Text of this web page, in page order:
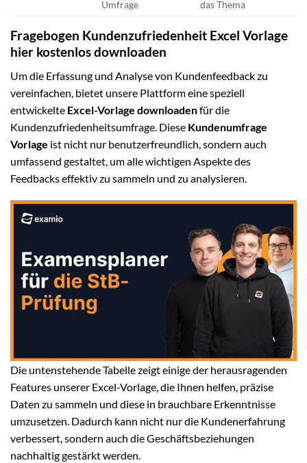
Umfrage das Thema
Fragebogen Kundenzufriedenheit Excel Vorlage
hier kostenlos downloaden
Um die Erfassung und Analyse von Kundenfeedback zu
vereinfachen, bietet unsere Plattform eine speziell
entwickelte Excel-Vorlage downloadenfür die
Kundenzufriedenheitsumfrage. Diese Kundenumfrage
Vorlage ist nicht nur benutzerfreundlich, sondern auch
umfassend gestaltet, um alle wichtigen Aspekte des
Feedbacks effektiv zu sammeln und zu analysieren.
Die untenstehende Tabelle zeigt einige der herausragenden
Features unserer Excel-Vorlage, die Ihnen helfen, präzise
Daten zu sammeln und diese in brauchbare Erkenntnisse
umzusetzen. Dadurch kann nicht nur die Kundenerfahrung
verbessert, sondern auch die Geschäftsbeziehungen
nachhaltig gestärkt werden.